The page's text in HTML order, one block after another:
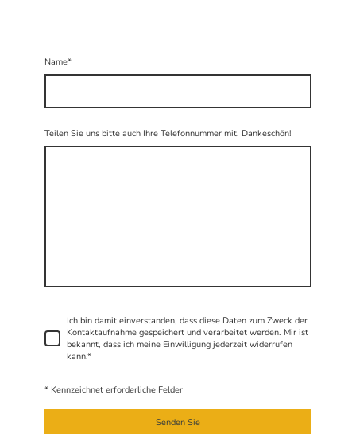
Name*
Teilen Sie uns bitte auch Ihre Telefonnummer mit. Dankeschön!
Ich bin damit einverstanden, dass diese Daten zum Zweck der
Kontaktaufnahme gespeichert und verarbeitet werden. Mir ist
bekannt, dass ich meine Einwilligung jederzeit widerrufen
kann.*
* Kennzeichnet erforderliche Felder
Senden Sie